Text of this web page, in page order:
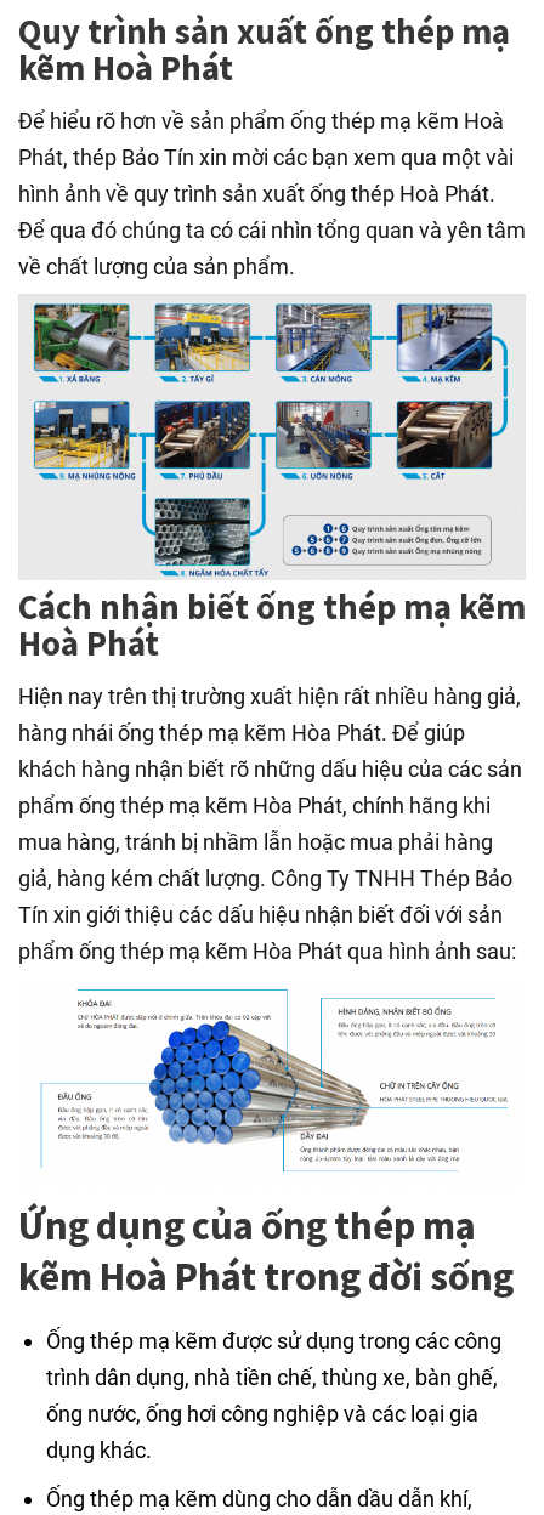
Quy trình sản xuất ống thép mạ
kẽm Hoà Phát
Để hiểu rõ hơn về sản phẩm ống thép mạ kẽm Hoà
Phát, thép Bảo Tín xin mời các bạn xem qua một vài
hình ảnh về quy trình sản xuất ống thép Hoà Phát.
Để qua đó chúng ta có cái nhìn tổng quan và yên tâm
về chất lượng của sản phẩm.
Cách nhận biết ống thép mạ kẽm
Hoà Phát
Hiện nay trên thị trường xuất hiện rất nhiều hàng giả,
hàng nhái ống thép mạ kẽm Hòa Phát. Để giúp
khách hàng nhận biết rõ những dấu hiệu của các sản
phẩm ống thép mạ kẽm Hòa Phát, chính hãng khi
mua hàng, tránh bị nhầm lẫn hoặc mua phải hàng
giả, hàng kém chất lượng. Công Ty TNHH Thép Bảo
Tín xin giới thiệu các dấu hiệu nhận biết đối với sản
phẩm ống thép mạ kẽm Hòa Phát qua hình ảnh sau:
Ứng dụng của ống thép mạ
kẽm Hoà Phát trong đời sống
Ống thép mạ kẽm được sử dụng trong các công
trình dân dụng, nhà tiền chế, thùng xe, bàn ghế,
ống nước, ống hơi công nghiệp và các loại gia
dụng khác.
Ống thép mạ kẽm dùng cho dẫn dầu dẫn khí,